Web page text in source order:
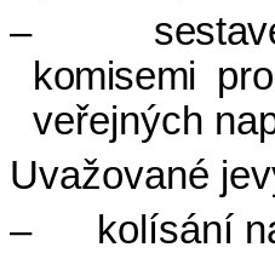
–
komisemi
veřejných
Uvažované
–
kolísání